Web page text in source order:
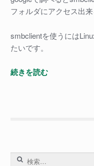
フォルダにアクセス出
smbclientを使うには
たいです。
続きを読むLinux
ー